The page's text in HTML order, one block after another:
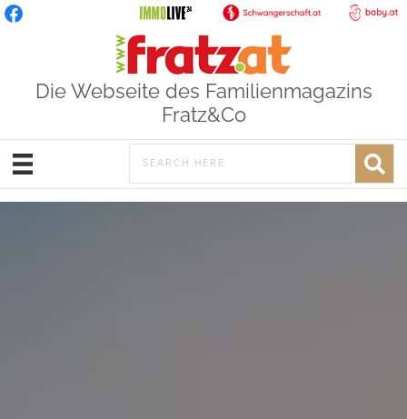
Die Webseite des Familienmagazins
Fratz&Co